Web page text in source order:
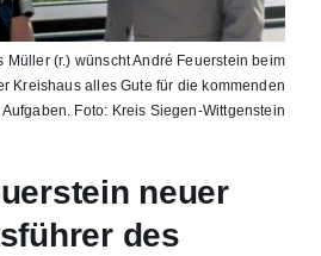
Müller (r.) wünscht André Feuerstein beim
Kreishaus alles Gute für die kommenden
Aufgaben. Foto: Kreis Siegen-Wittgenstein
neuer
des